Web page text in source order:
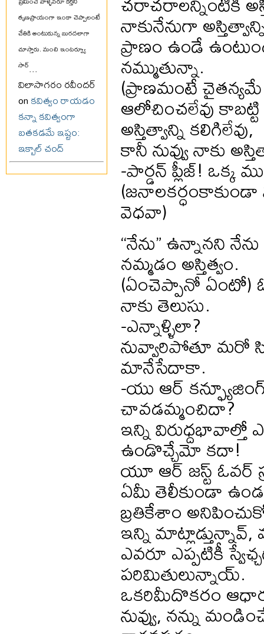
ప్రేమించే వాళ్ళెవరూ కీర్తిని
తృణప్రాయంగా ఇంకా చెప్పాలంటే
చేతికి అంటుకున్న బురదలాగా
చూస్తారు. మంచి ఇంటర్వ్యూ
సార్...
విలాసాగరం రవీందర్
onకవిత్వం రాయడం
కన్నా కవిత్వంగా
బతకడమే ఇష్టం:
ఇక్బాల్ చంద్
నాకునేనుగా
ప్రాణం ఉండే
నమ్ముతున్నా.
(ప్రాణమంటే చైతన్యమే
ఆలోచించలేవు కాబట్టి
అస్తిత్వాన్ని కలిగిలేవు,
కానీ నువ్వు నాకు
-పార్డన్ ప్లీజ్! ఒక్క
వెధవా)
“నేను” ఉన్నానని
నమ్మడం అస్తిత్వం.
(ఏంచెప్పానో ఏంటో)
నాకు తెలుసు.
-ఎన్నాళ్ళిలా?
నువ్వారిపోతూ మరో
మానేసేదాకా.
-యు ఆర్
చావడమ్మంచిదా?
ఇన్ని
ఉండొచ్చేమో కదా!
యూ ఆర్ జస్ట్ ఓవర్
ఏమీ తెలీకుండా
బ్రతికేశాం
ఇన్ని మాట్లాడ్తున్నావ్,
ఎవరూ ఎప్పటికీ
పరిమితులున్నాయ్.
ఒకరిమీదొకరం
నువ్వు, నన్ను